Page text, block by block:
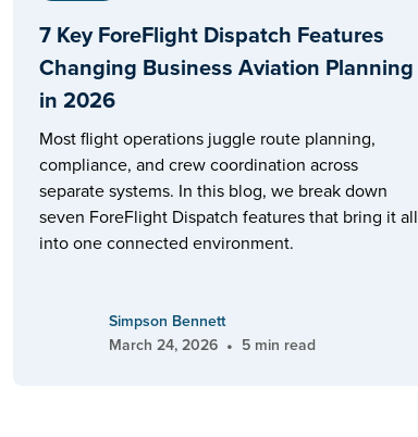
7 Key ForeFlight Dispatch Features
Changing Business Aviation Planning
in 2026
Most flight operations juggle route planning,
compliance, and crew coordination across
separate systems. In this blog, we break down
seven ForeFlight Dispatch features that bring it all
into one connected environment.
Simpson Bennett
March 24, 2026 • 5 min read